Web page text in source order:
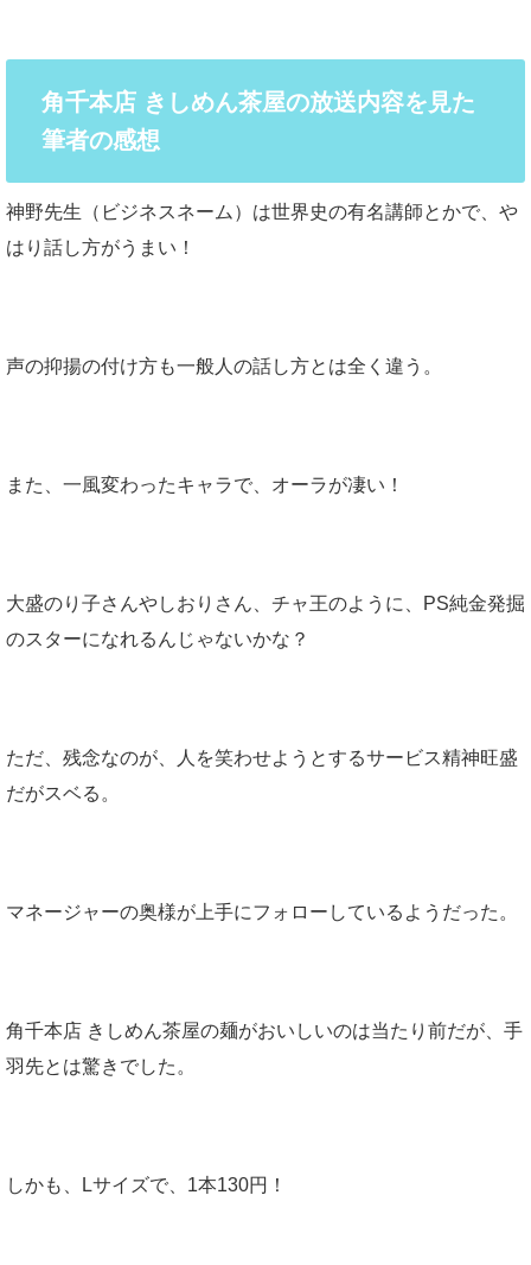
角千本店 きしめん茶屋の放送内容を見た
筆者の感想
神野先生（ビジネスネーム）は世界史の有名講師とかで、や
はり話し方がうまい！
声の抑揚の付け方も一般人の話し方とは全く違う。
また、一風変わったキャラで、オーラが凄い！
大盛のり子さんやしおりさん、チャ王のように、PS純金発掘
のスターになれるんじゃないかな？
ただ、残念なのが、人を笑わせようとするサービス精神旺盛
だがスベる。
マネージャーの奥様が上手にフォローしているようだった。
角千本店 きしめん茶屋の麺がおいしいのは当たり前だが、手
羽先とは驚きでした。
しかも、Lサイズで、1本130円！